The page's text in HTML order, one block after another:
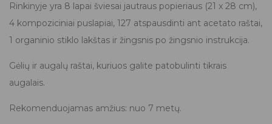
Rinkinyje yra 8 lapai šviesai jautraus popieriaus (21 x 28 cm),
4 kompoziciniai puslapiai, 127 atspausdinti ant acetato raštai,
1 organinio stiklo lakštas ir žingsnis po žingsnio instrukcija.
Gėlių ir augalų raštai, kuriuos galite patobulinti tikrais
augalais.
Rekomenduojamas amžius: nuo 7 metų.